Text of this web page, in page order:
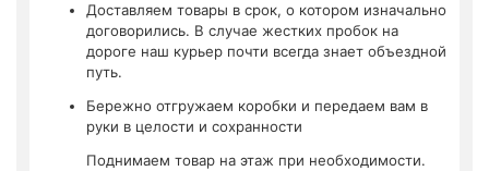
Доставляем товары в срок, о котором изначально
договорились. В случае жестких пробок на
дороге наш курьер почти всегда знает объездной
путь.
Бережно отгружаем коробки и передаем вам в
руки в целости и сохранности
Поднимаем товар на этаж при необходимости.